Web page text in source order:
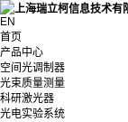
EN
首页
产品中心
空间光调制器
光束质量测量
科研激光器
光电实验系统